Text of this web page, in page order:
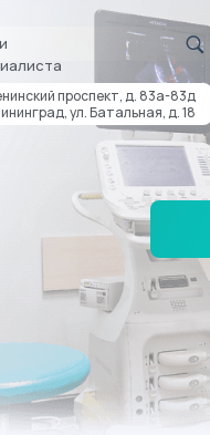
проспект, д. 83а-83д
ул. Батальная, д. 18